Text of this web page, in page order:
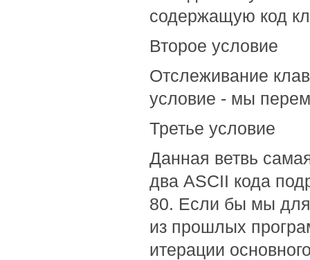
содержащую код
Второе условие
Отслеживание
условие - мы
Третье условие
Данная ветвь
два ASCII кода
80. Если бы мы
из прошлых
итерации